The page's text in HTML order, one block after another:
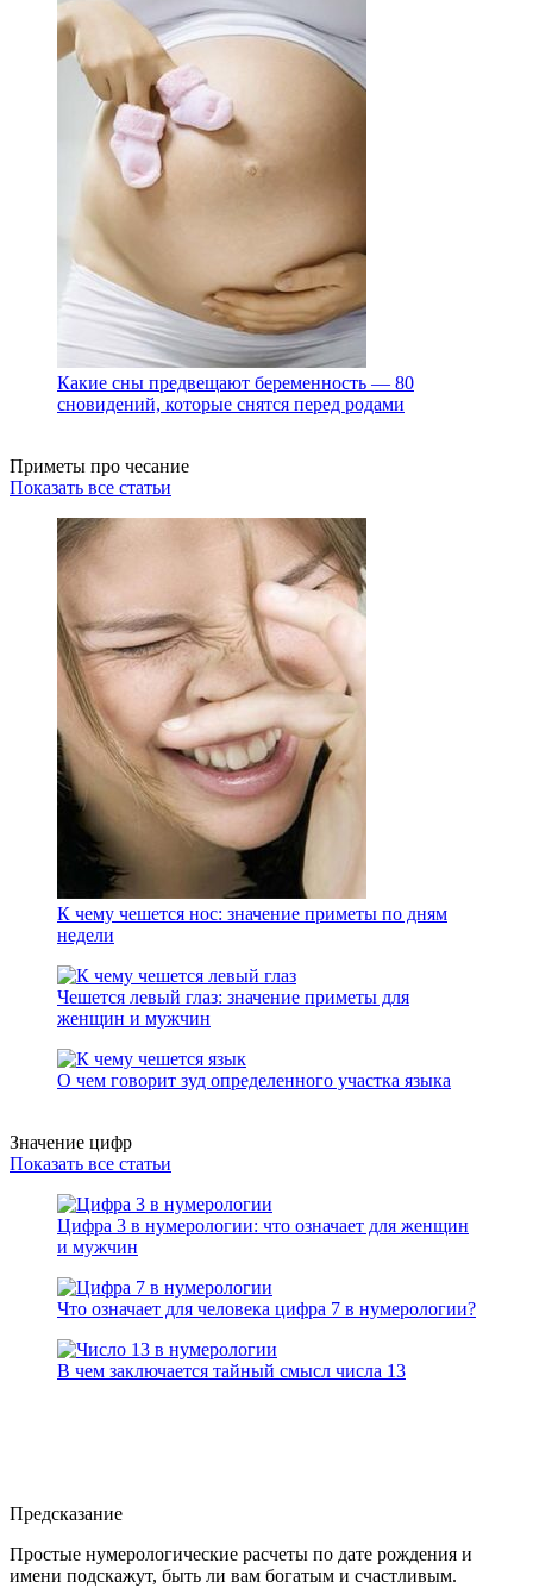
Какие сны предвещают беременность — 80
сновидений, которые снятся перед родами
Приметы про чесание
Показать все статьи
К чему чешется нос: значение приметы по дням
недели
Чешется левый глаз: значение приметы для
женщин и мужчин
О чем говорит зуд определенного участка языка
Значение цифр
Показать все статьи
Цифра 3 в нумерологии: что означает для женщин
и мужчин
Что означает для человека цифра 7 в нумерологии?
В чем заключается тайный смысл числа 13
Предсказание
Простые нумерологические расчеты по дате рождения и
имени подскажут, быть ли вам богатым и счастливым.